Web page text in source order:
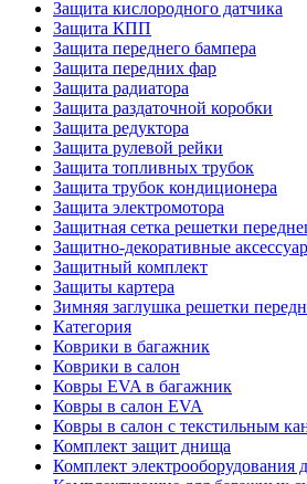
Защита кислородного датчика
Защита КПП
Защита переднего бампера
Защита передних фар
Защита радиатора
Защита раздаточной коробки
Защита редуктора
Защита рулевой рейки
Защита топливных трубок
Защита трубок кондиционера
Защита электромотора
Защитная сетка решетки
Защитно-декоративные
Защитный комплект
Защиты картера
Зимняя заглушка решетки
Категория
Коврики в багажник
Коврики в салон
Ковры EVA в багажник
Ковры в салон EVA
Ковры в салон с текстильным
Комплект защит днища
Комплект электрооборудования